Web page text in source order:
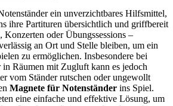
ein unverzichtbares Hilfsmittel,
ihre Partituren übersichtlich und griffbereit
Konzerten oder Übungssessions –
an Ort und Stelle bleiben, um ein
zu ermöglichen. Insbesondere bei
Räumen mit Zugluft kann es jedoch
vom Ständer rutschen oder ungewollt
Magnete für Notenständer ins Spiel.
eine einfache und effektive Lösung, um